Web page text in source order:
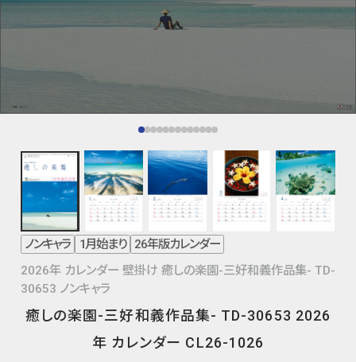
ノンキャラ 1月始まり
26年版カレンダー
2026年 カレンダー 壁掛け 癒しの楽園-三好和義作品集- TD-
30653 ノンキャラ
癒しの楽園-三好和義作品集- TD-30653 2026
年 カレンダー CL26-1026